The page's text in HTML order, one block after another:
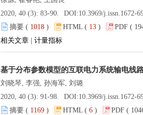
2020, 40 (3): 83-90.
DOI:10.3969/j.issn.1672-
摘要 ( 1018 ) HTML ( 13 ) PDF (
相关文章
计量指标
基于分布参数模型的互联电力系统输电线
刘晓琴, 李强, 孙海军, 刘璐
2020, 40 (3): 91-98.
DOI:10.3969/j.issn.1672-
摘要 ( 1169 ) HTML ( 6 ) PDF (